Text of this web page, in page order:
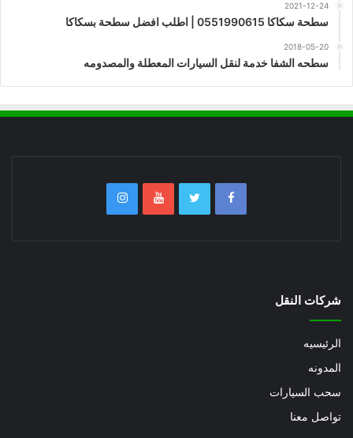
2021-12-24
سطحة سكاكا 0551990615 | اطلب افضل سطحة بسكاكا
2018-05-20
سطحه الشفا خدمة لنقل السيارات المعطلة والمصدومه
شركات النقل
الرئيسيه
المدونه
سحب السيارات
تواصل معنا